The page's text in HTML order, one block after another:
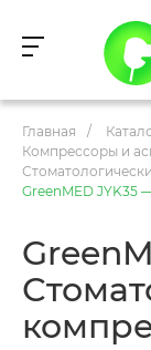
Главная /
Компрессоры и
GreenMED JYK35